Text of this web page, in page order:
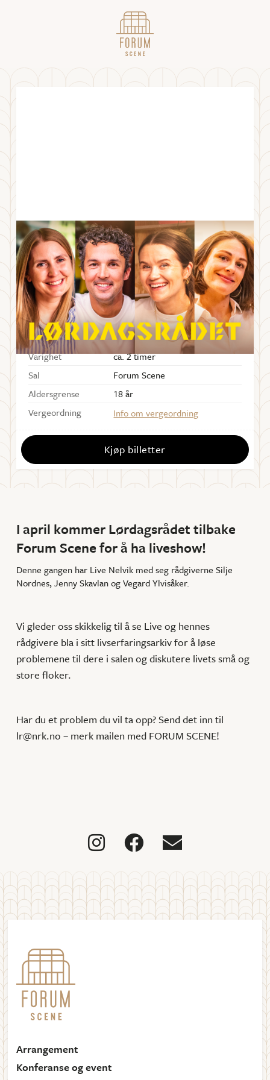
Lørdagsrådet Liveshow -
Ekstraforestilling
LØRDAG 15. APRIL 2023
Starter
18:00
Dørene åpner
17:00
Varighet
ca. 2 timer
Sal
Forum Scene
Aldersgrense
18 år
Vergeordning
Info om vergeordning
Kjøp billetter
I april kommer Lørdagsrådet tilbake
Forum Scene for å ha liveshow!
Denne gangen har Live Nelvik med seg rådgiverne Silje
Nordnes, Jenny Skavlan og Vegard Ylvisåker.
Vi gleder oss skikkelig til å se Live og hennes
rådgivere bla i sitt livserfaringsarkiv for å løse
problemene til dere i salen og diskutere livets små og
store floker.
Har du et problem du vil ta opp? Send det inn til
lr@nrk.no – merk mailen med FORUM SCENE!
  
Arrangement
Konferanse og event